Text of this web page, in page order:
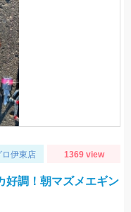
ロ伊東店 1369 view
好調！朝マズメエギン